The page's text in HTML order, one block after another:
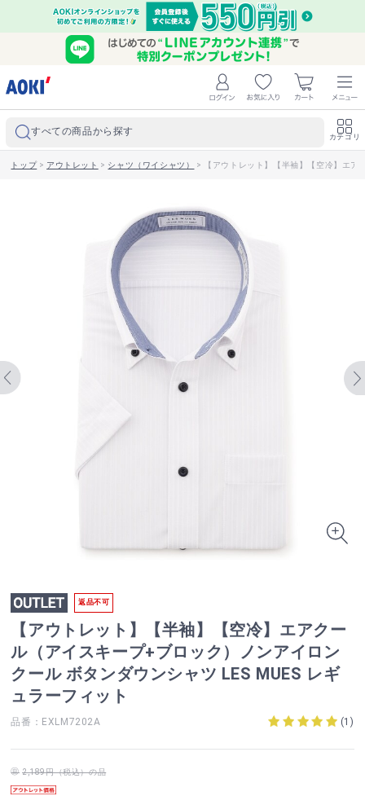
すべての商品から探す カテゴリ
トップ> アウトレット > シャツ（ワイシャツ） > 【アウトレット】【半袖】【空冷】エ
返品不可
【アウトレット】【半袖】【空冷】エアクー
ル（アイスキープ+ブロック）ノンアイロン
クール ボタンダウンシャツ LES MUES レギ
ュラーフィット
品番：EXLM7202A (1 )
2,189円（税込）の品